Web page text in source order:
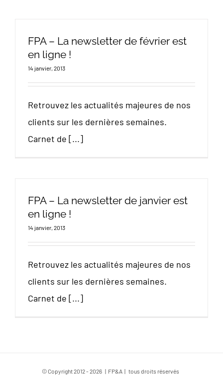
FPA – La newsletter de février est
en ligne !
14 janvier, 2013
Retrouvez les actualités majeures de nos
clients sur les dernières semaines.
Carnet de [...]
FPA – La newsletter de janvier est
en ligne !
14 janvier, 2013
Retrouvez les actualités majeures de nos
clients sur les dernières semaines.
Carnet de [...]
© Copyright 2012 -2026 | FP&A | tous droits réservés